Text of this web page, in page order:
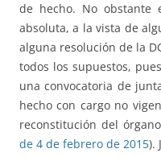
de hecho. No obstante
absoluta, a la vista de
alguna resolución de la
todos los supuestos,
una convocatoria de
hecho con cargo no
reconstitución del
de 4 de febrero de 2015).